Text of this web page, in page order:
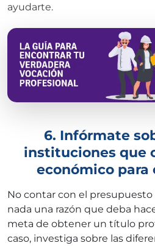
ayudarte.
6. Infórmate
instituciones que
económico
No contar con el
nada una razón que deba
meta de obtener un título
caso, investiga sobre las